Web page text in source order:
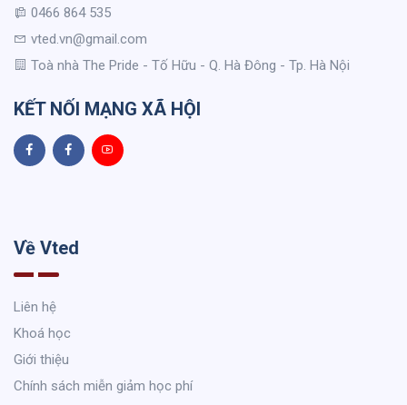
0466 864 535
vted.vn@gmail.com
Toà nhà The Pride - Tố Hữu - Q. Hà Đông - Tp. Hà Nội
KẾT NỐI MẠNG XÃ HỘI
Về Vted
Liên hệ
Khoá học
Giới thiệu
Chính sách miễn giảm học phí